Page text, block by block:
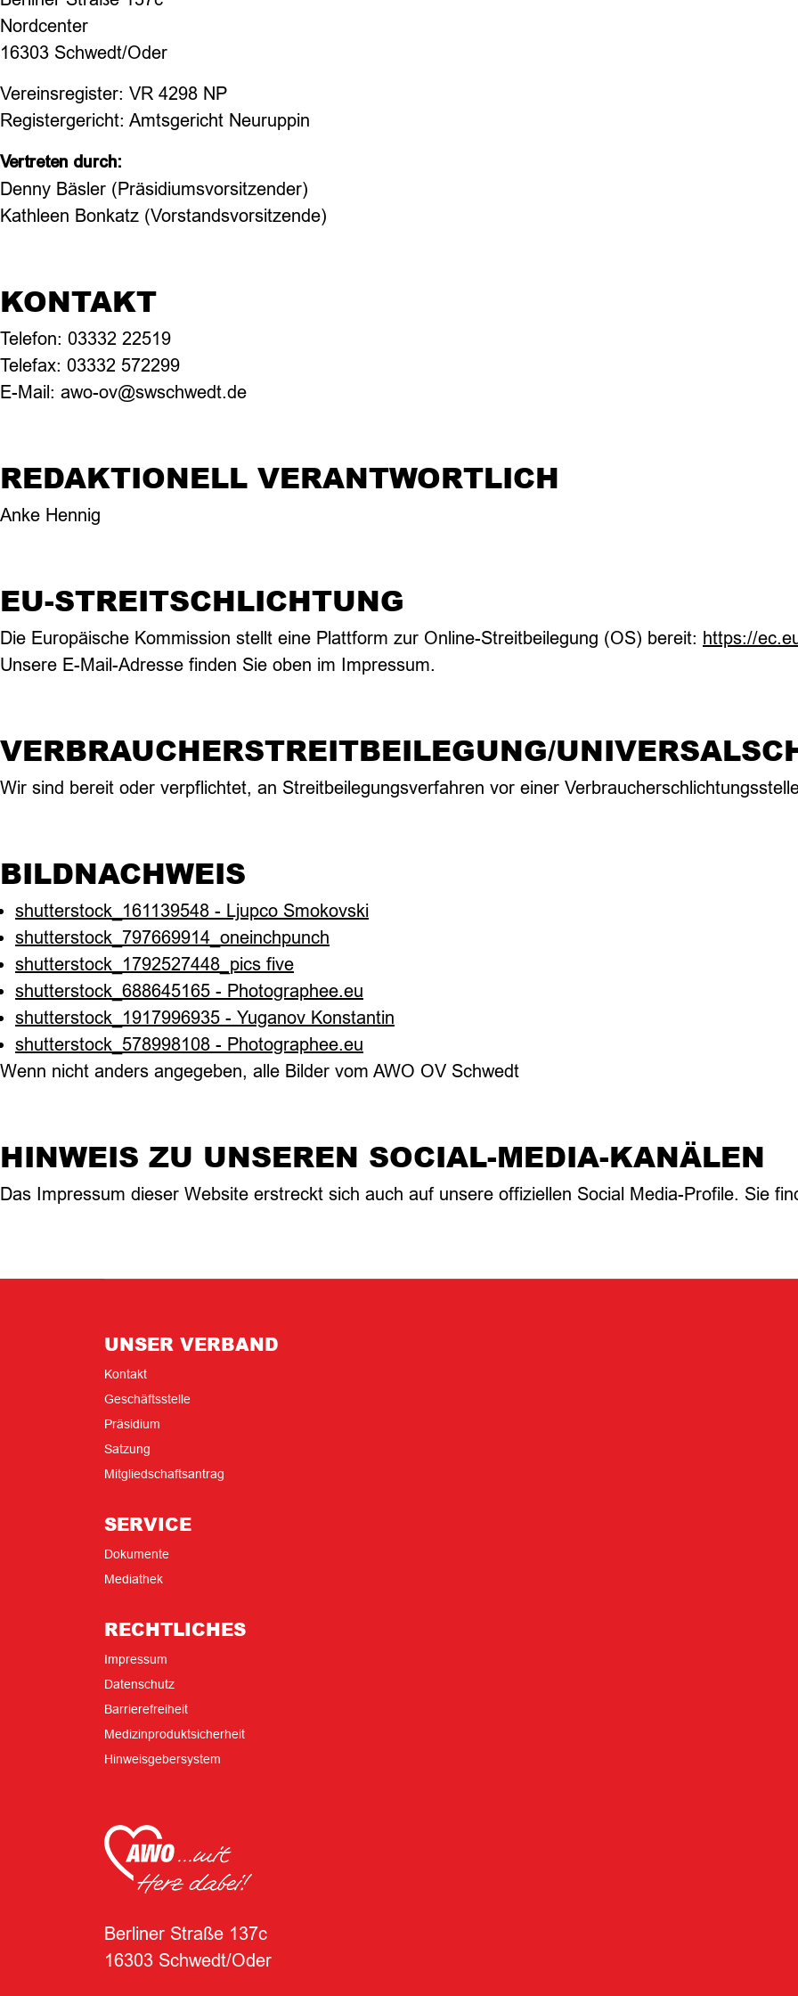
Nordcenter
16303 Schwedt/Oder
Vereinsregister: VR 4298 NP
Registergericht: Amtsgericht Neuruppin
Vertreten durch:
Denny Bäsler (Präsidiumsvorsitzender)
Kathleen Bonkatz (Vorstandsvorsitzende)
KONTAKT
Telefon: 03332 22519
Telefax: 03332 572299
E-Mail: awo-ov@swschwedt.de
REDAKTIONELL VERANTWORTLICH
Anke Hennig
EU-STREITSCHLICHTUNG
Die Europäische Kommission stellt eine Plattform zur Online-Streitbeilegung (OS) bereit: https://
Unsere E-Mail-Adresse finden Sie oben im Impressum.
VERBRAUCHER­STREIT­BEILEGUNG/
Wir sind bereit oder verpflichtet, an Streitbeilegungsverfahren vor einer
BILDNACHWEIS
shutterstock_161139548 - Ljupco Smokovski
shutterstock_797669914_oneinchpunch
shutterstock_1792527448_pics five
shutterstock_688645165 - Photographee.eu
shutterstock_1917996935 - Yuganov Konstantin
shutterstock_578998108 - Photographee.eu
Wenn nicht anders angegeben, alle Bilder vom AWO OV Schwedt
HINWEIS ZU UNSEREN SOCIAL-MEDIA-KANÄLEN
Das Impressum dieser Website erstreckt sich auch auf unsere offiziellen Social Media-Profile. Sie
UNSER VERBAND
Kontakt
Geschäftsstelle
Präsidium
Satzung
Mitgliedschaftsantrag
SERVICE
Dokumente
Mediathek
RECHTLICHES
Impressum
Datenschutz
Barrierefreiheit
Medizinproduktsicherheit
Hinweisgebersystem
Berliner Straße 137c
16303 Schwedt/Oder